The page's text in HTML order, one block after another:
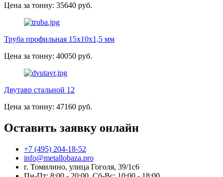
Цена за тонну: 35640 руб.
Труба профильная 15х10х1,5 мм
Цена за тонну: 40050 руб.
Двутавр стальной 12
Цена за тонну: 47160 руб.
Оставить заявку онлайн
+7 (495) 204-18-52
info@metallobaza.pro
г. Томилино, улица Гоголя, 39/1с6